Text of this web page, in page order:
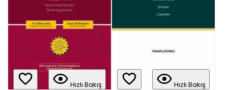
Hızlı Bakış
Hızlı Bakış